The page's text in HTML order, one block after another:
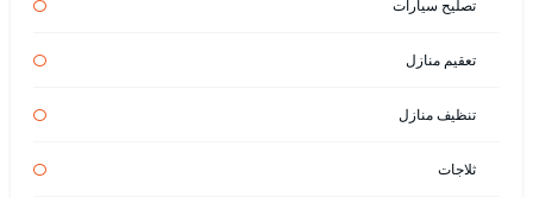
تصليح سيارات
تعقيم منازل
تنظيف منازل
ثلاجات